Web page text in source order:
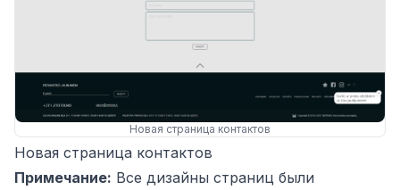
Новая страница контактов
Новая страница контактов
Примечание: Все дизайны страниц были